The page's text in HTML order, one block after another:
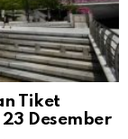
Tiket
Desember